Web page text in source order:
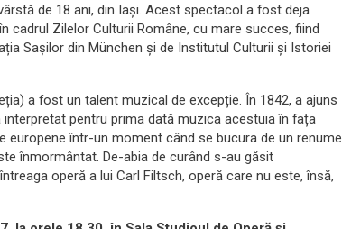
de 18 ani, din Iași. Acest spectacol a fost deja
cadrul Zilelor Culturii Române, cu mare succes, fiind
Sașilor din München și de Institutul Culturii și Istoriei
a fost un talent muzical de excepție. În 1842, a ajuns
pentru prima dată muzica acestuia în fața
europene într-un moment când se bucura de un renume
înmormântat. De-abia de curând s-au găsit
operă a lui Carl Filtsch, operă care nu este, însă,